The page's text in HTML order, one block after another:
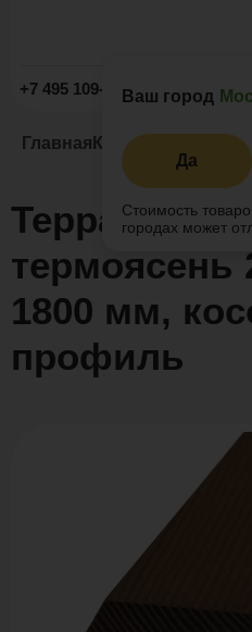
Ваш город
Да
Стоимость
городах может
+7 495 109-52-09
Главная Каталог
Террасная
термоясень
1800 мм,
профиль